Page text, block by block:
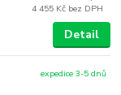
4 455 Kč bez DPH
Detail
expedice 3-5 dnů